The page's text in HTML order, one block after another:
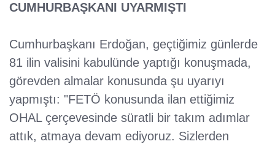
CUMHURBAŞKANI UYARMIŞTI
Cumhurbaşkanı Erdoğan, geçtiğimiz günlerde
81 ilin valisini kabulünde yaptığı konuşmada,
görevden almalar konusunda şu uyarıyı
yapmıştı: "FETÖ konusunda ilan ettiğimiz
OHAL çerçevesinde süratli bir takım adımlar
attık, atmaya devam ediyoruz. Sizlerden